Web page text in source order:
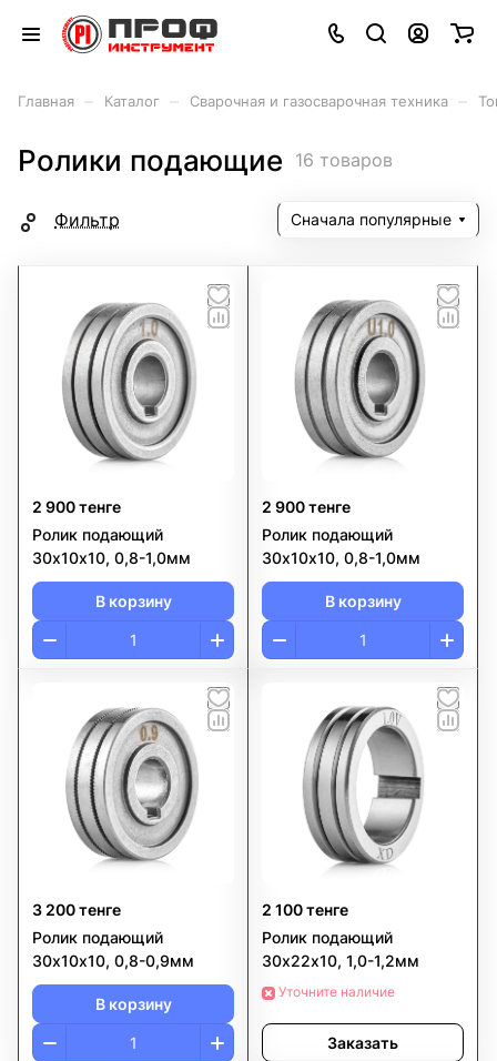
Главная Каталог Сварочная и газосварочная техника
Ролики подающие 16 товаров
Фильтр Сначала популярные
2 900 тенге
Ролик подающий
30х10х10, 0,8-1,0мм
В корзину
2 900 тенге
Ролик подающий
30х10х10, 0,8-1,0мм
В корзину
3 200 тенге
Ролик подающий
30х10х10, 0,8-0,9мм
В корзину
2 100 тенге
Ролик подающий
30х22х10, 1,0-1,2мм
Уточните наличие
Заказать